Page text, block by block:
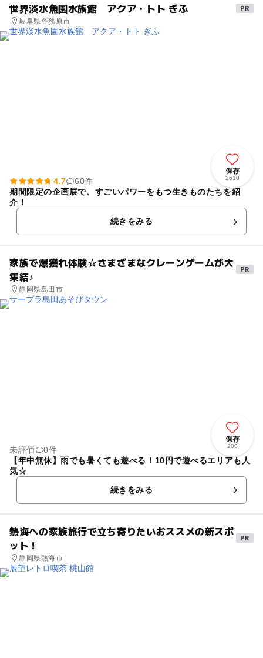
世界淡水魚園水族館 アクア・トト ぎふ
岐阜県各務原市
保存
2610
4.7
60件
期間限定の企画展で、すごいパワーをもつ生きものたちを紹
介！
続きをみる
家族で爆獲れ体験☆さまざまなクレーンゲームが大
集結♪
静岡県島田市
保存
200
未評価
0件
【年中無休】雨でも暑くても遊べる！10円で遊べるエリアも人
気☆
続きをみる
熱海への家族旅行で立ち寄りたいおススメの新スポ
ット！
静岡県熱海市